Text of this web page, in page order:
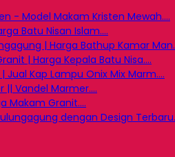
- Model Makam Kristen Mewah....
Batu Nisan Islam....
| Harga Bathup Kamar
| Harga Kepala Batu Nisa....
Jual Kap Lampu Onix Mix Marm....
|| Vandel Marmer....
Makam Granit....
dengan Design